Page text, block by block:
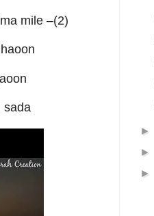
mile –(2)
sada
►
►
►